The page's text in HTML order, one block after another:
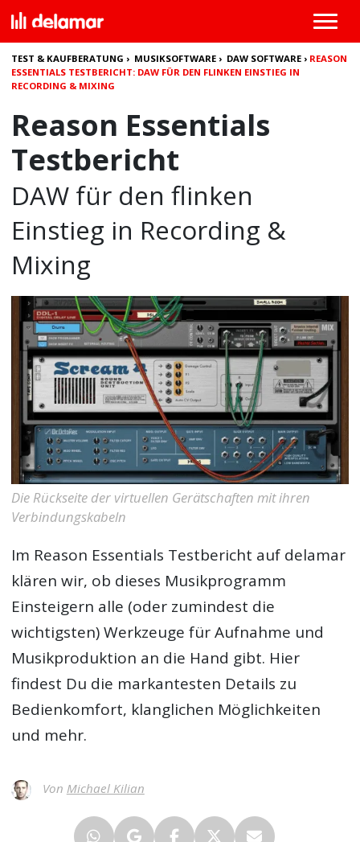
TEST & KAUFBERATUNG › MUSIKSOFTWARE › DAW SOFTWARE › REASON
ESSENTIALS TESTBERICHT: DAW FÜR DEN FLINKEN EINSTIEG IN
RECORDING & MIXING
Reason Essentials
Testbericht
DAW für den flinken
Einstieg in Recording &
Mixing
Die Rückseite der virtuellen Gerätschaften mit ihren
Verbindungskabeln
Im Reason Essentials Testbericht auf delamar
klären wir, ob dieses Musikprogramm
Einsteigern alle (oder zumindest die
wichtigsten) Werkzeuge für Aufnahme und
Musikproduktion an die Hand gibt. Hier
findest Du die markantesten Details zu
Bedienkomfort, klanglichen Möglichkeiten
und mehr.
Von Michael Kilian